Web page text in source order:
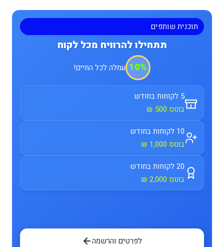
תוכנית שותפים
תתחילו להרוויח מכל לקוח
10% עמלה לכל החיים!
5 לקוחות בחודש
בונוס 500 ₪
10 לקוחות בחודש
בונוס 1,000 ₪
20 לקוחות בחודש
בונוס 2,000 ₪
לפרטים והרשמה